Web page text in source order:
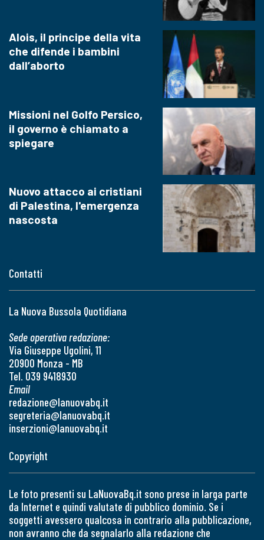
Contatti
La Nuova Bussola Quotidiana
Sede operativa redazione:
Via Giuseppe Ugolini, 11
20900 Monza - MB
Tel. 039 9418930
Email
redazione@lanuovabq.it
segreteria@lanuovabq.it
inserzioni@lanuovabq.it
Alois, il principe della vita
che difende i bambini
dall’aborto
Missioni nel Golfo Persico,
il governo è chiamato a
spiegare
Nuovo attacco ai cristiani
di Palestina, l'emergenza
nascosta
Copyright
Le foto presenti su LaNuovaBq.it sono prese in larga parte
da Internet e quindi valutate di pubblico dominio. Se i
soggetti avessero qualcosa in contrario alla pubblicazione,
non avranno che da segnalarlo alla redazione che